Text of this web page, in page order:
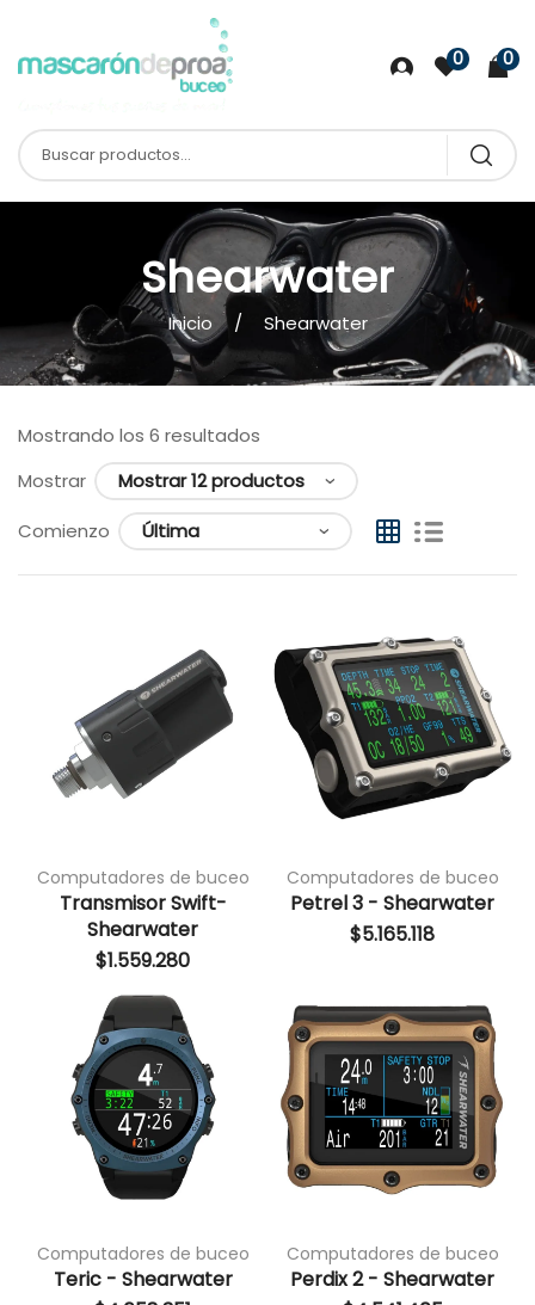
0 0
Shearwater
Inicio Shearwater
Mostrando los 6 resultados
Mostrar
Comienzo
Computadores de buceo
Transmisor Swift-
Shearwater
$1.559.280
Computadores de buceo
Petrel 3 - Shearwater
$5.165.118
Computadores de buceo
Teric - Shearwater
Computadores de buceo
Perdix 2 - Shearwater